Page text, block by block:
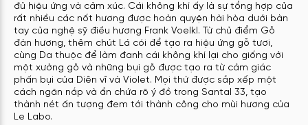
đủ hiệu ứng và cảm xúc. Cái không khí ấy là sự tổng hợp của
rất nhiều các nốt hương được hoàn quyện hài hòa dưới bàn
tay của nghệ sỹ điều hương Frank Voelkl. Từ chủ điểm Gỗ
đàn hương, thêm chút Lá cói để tạo ra hiệu ứng gỗ tươi,
cùng Da thuộc để làm đanh cái không khí lại cho giống với
một xưởng gỗ và những bụi gỗ được tạo ra từ cảm giác
phấn bụi của Diên vĩ và Violet. Mọi thứ được sắp xếp một
cách ngăn nắp và ẩn chứa rõ ý đồ trong Santal 33, tạo
thành nét ấn tượng đem tới thành công cho mùi hương của
Le Labo.